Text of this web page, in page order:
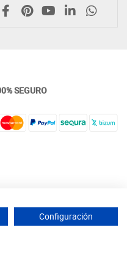
NÓRDICA MADERA
ROBLE
SEGURO
(Península y Baleares)
Configuración